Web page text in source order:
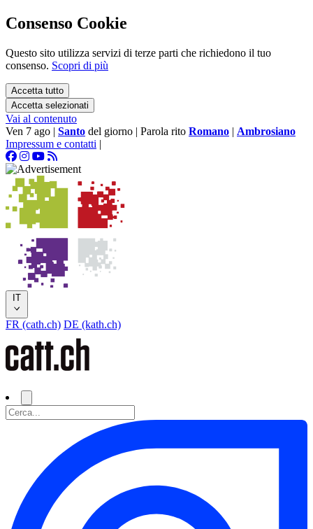
Consenso Cookie
Questo sito utilizza servizi di terze parti che richiedono il tuo
consenso. Scopri di più
Accetta tutto
Accetta selezionati
Vai al contenuto
Ven 7 ago | Santo del giorno | Parola rito Romano | Ambrosiano
Impressum e contatti |
IT
FR (cath.ch) DE (kath.ch)